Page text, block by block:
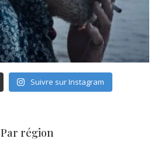
Suivre sur Instagram
Par région